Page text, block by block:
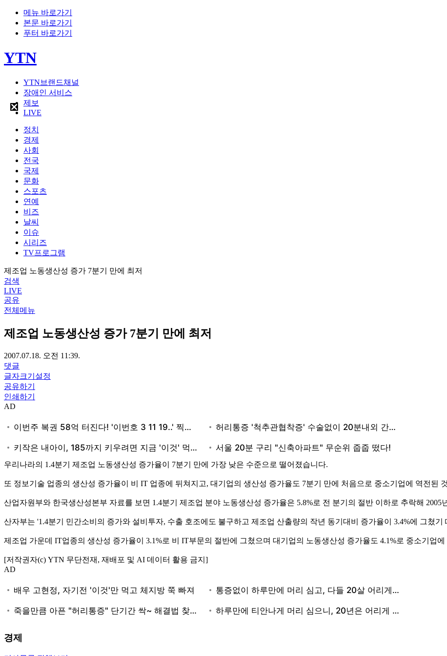
메뉴 바로가기
본문 바로가기
푸터 바로가기
YTN
YTN브랜드채널
장애인 서비스
제보
LIVE
정치
경제
사회
전국
국제
문화
스포츠
연예
비즈
날씨
이슈
시리즈
TV프로그램
제조업 노동생산성 증가 7분기 만에 최저
검색
LIVE
공유
전체메뉴
제조업 노동생산성 증가 7분기 만에 최저
2007.07.18. 오전 11:39.
댓글
글자크기설정
공유하기
인쇄하기
AD
우리나라의 1.4분기 제조업 노동생산성 증가율이 7분기 만에 가장 낮은 수준으로 떨어졌습니다.
또 정보기술 업종의 생산성 증가율이 비 IT 업종에 뒤쳐지고, 대기업의 생산성 증가율도 7분기 만에 처음으로 중소기업에 역전된
산업자원부와 한국생산성본부 자료를 보면 1.4분기 제조업 분야 노동생산성 증가율은 5.8%로 전 분기의 절반 이하로 추락해 2005
산자부는 '1.4분기 민간소비의 증가와 설비투자, 수출 호조에도 불구하고 제조업 산출량의 작년 동기대비 증가율이 3.4%에 그쳤기
제조업 가운데 IT업종의 생산성 증가율이 3.1%로 비 IT부문의 절반에 그쳤으며 대기업의 노동생산성 증가율도 4.1%로 중소기업
[저작권자(c) YTN 무단전재, 재배포 및 AI 데이터 활용 금지]
AD
경제